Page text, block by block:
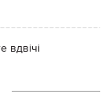
вдвічі